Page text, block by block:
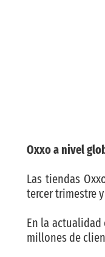
Oxxo a nivel
Las tiendas
tercer trimestre
En la actualidad
millones de